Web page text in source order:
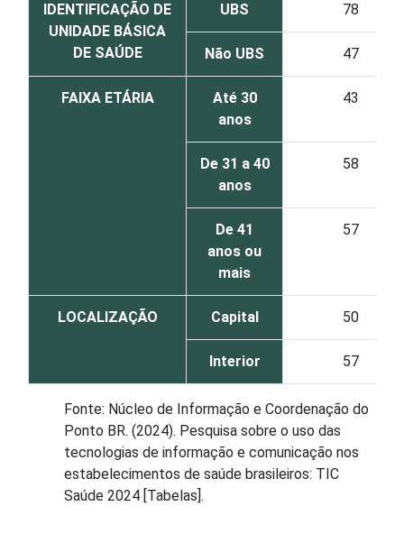
IDENTIFICAÇÃO DE
UNIDADE BÁSICA
DE SAÚDE
UBS 78
Não UBS 47
FAIXA ETÁRIA
Até 30
anos
43
De 31 a 40
anos
58
De 41
anos ou
mais
57
LOCALIZAÇÃO Capital 50
Interior 57
Fonte: Núcleo de Informação e Coordenação do
Ponto BR. (2024). Pesquisa sobre o uso das
tecnologias de informação e comunicação nos
estabelecimentos de saúde brasileiros: TIC
Saúde 2024 [Tabelas].